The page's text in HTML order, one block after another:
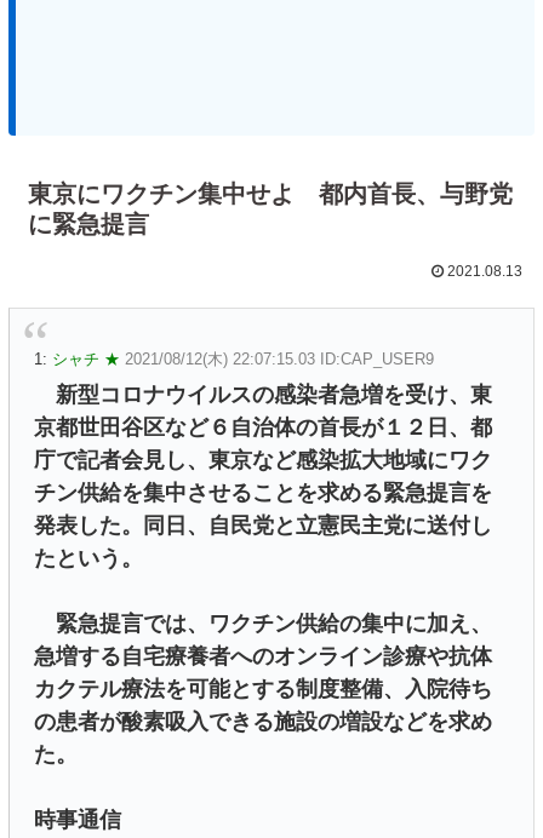
東京にワクチン集中せよ 都内首長、与野党
に緊急提言
2021.08.13
1: シャチ ★ 2021/08/12(木) 22:07:15.03 ID:CAP_USER9
新型コロナウイルスの感染者急増を受け、東
京都世田谷区など６自治体の首長が１２日、都
庁で記者会見し、東京など感染拡大地域にワク
チン供給を集中させることを求める緊急提言を
発表した。同日、自民党と立憲民主党に送付し
たという。
緊急提言では、ワクチン供給の集中に加え、
急増する自宅療養者へのオンライン診療や抗体
カクテル療法を可能とする制度整備、入院待ち
の患者が酸素吸入できる施設の増設などを求め
た。
時事通信